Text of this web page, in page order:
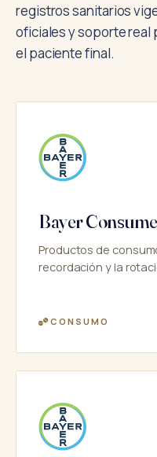
registros sanitarios
oficiales y soporte real
el paciente final.
Bayer
Productos de
recordación y la
CONSUMO